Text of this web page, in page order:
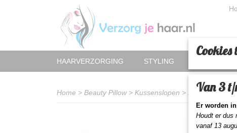
HAARVERZORGING STYLING
Home > Beauty Pillow> Kussenslopen > Kussenslopen
Cookies
Van 3
Er worden
Houdt er dus
vanaf 13